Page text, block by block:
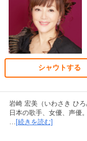
シャウトする
岩崎 宏美（いわさき ひろ
日本の歌手、女優、声優
… [続きを読む]